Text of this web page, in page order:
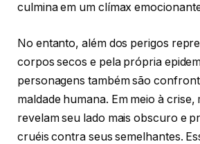
culmina em um clímax
No entanto, além dos perigos
corpos secos e pela própria
personagens também são
maldade humana. Em meio à crise,
revelam seu lado mais obscuro e
cruéis contra seus semelhantes.